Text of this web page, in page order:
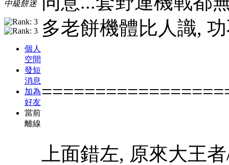
中級餅迷
個人
空間
發短
消息
加為
好友
當前
離線
多老餅機體比人識,
上面錯左, 原來大王